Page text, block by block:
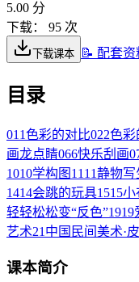
5.00 分
下载：
95 次
下载课本 📝 配套
目录
01 1色彩的对比022色
画龙点睛066快乐刮画
1010学构图 11 11静物写
1414会跳的玩具1515小
轻轻松松变“反色”1919
艺术21 中国民间美术·
课本简介